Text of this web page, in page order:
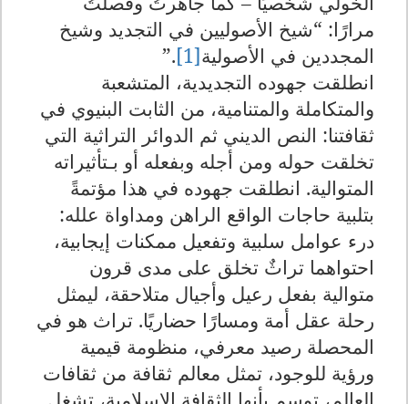
مرارًا: “شيخ الأصوليين في التجديد وشيخ
المجددين في الأصولية
”.[1]
انطلقت جهوده التجديدية، المتشعبة
والمتكاملة والمتنامية، من الثابت البنيوي في
ثقافتنا: النص الديني ثم الدوائر التراثية التي
تخلقت حوله ومن أجله وبفعله أو بـتأثيراته
المتوالية. انطلقت جهوده في هذا مؤتمةً
بتلبية حاجات الواقع الراهن ومداواة علله:
درء عوامل سلبية وتفعيل ممكنات إيجابية،
احتواهما تراثٌ تخلق على مدى قرون
متوالية بفعل رعيل وأجيال متلاحقة، ليمثل
رحلة عقل أمة ومسارًا حضاريًا. تراث هو في
المحصلة رصيد معرفي، منظومة قيمية
ورؤية للوجود، تمثل معالم ثقافة من ثقافات